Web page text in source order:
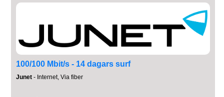
100/100 Mbit/s - 14 dagars surf
Junet - Internet, Via fiber